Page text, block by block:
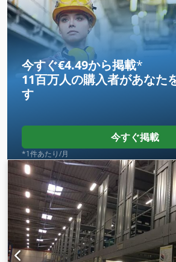
今すぐ€4.49から掲載*
11百万人の購入者があなた
す
今すぐ掲載
*1件あたり/月